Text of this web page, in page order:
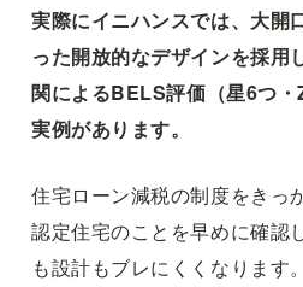
実際にイニハンスでは、大開
った開放的なデザインを採用
関によるBELS評価（星6つ
実例があります。
住宅ローン減税の制度をきっ
認定住宅のことを早めに確認
も設計もブレにくくなります。